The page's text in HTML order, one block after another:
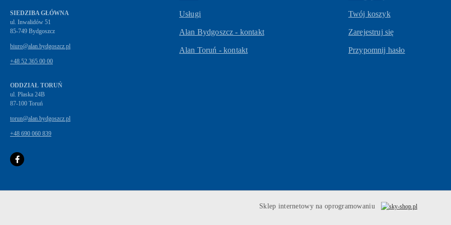
SIEDZIBA GŁÓWNA
ul. Inwalidów 51
biuro@alan.bydgoszcz.pl
+48 52 365 00 00
ODDZIAŁ TORUŃ
ul. Płaska 24B
87-100 Toruń
torun@alan.bydgoszcz.pl
+48 690 060 839
Usługi
Alan Bydgoszcz - kontakt
Alan Toruń - kontakt
Twój koszyk
Zarejestruj się
Przypomnij hasło
Sklep internetowy na oprogramowaniu